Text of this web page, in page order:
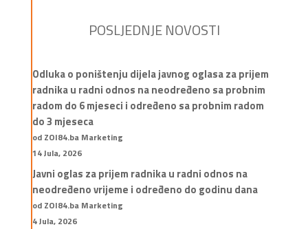
POSLJEDNJE NOVOSTI
Odluka o poništenju dijela javnog oglasa za prijem
radnika u radni odnos na neodređeno sa probnim
radom do 6 mjeseci i određeno sa probnim radom
do 3 mjeseca
od ZOI84.ba Marketing
14 Jula, 2026
Javni oglas za prijem radnika u radni odnos na
neodređeno vrijeme i određeno do godinu dana
od ZOI84.ba Marketing
4 Jula, 2026